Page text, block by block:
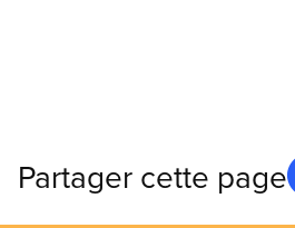
Partager cette page